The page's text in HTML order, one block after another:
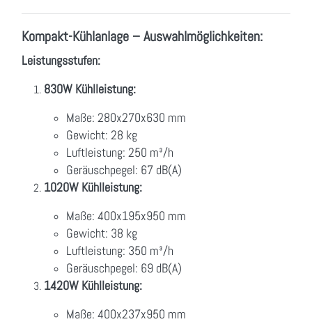
Kompakt-Kühlanlage – Auswahlmöglichkeiten:
Leistungsstufen:
830W Kühlleistung:
Maße: 280x270x630 mm
Gewicht: 28 kg
Luftleistung: 250 m³/h
Geräuschpegel: 67 dB(A)
1020W Kühlleistung:
Maße: 400x195x950 mm
Gewicht: 38 kg
Luftleistung: 350 m³/h
Geräuschpegel: 69 dB(A)
1420W Kühlleistung:
Maße: 400x237x950 mm